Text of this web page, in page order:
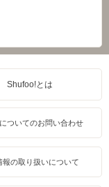
Shufoo!とは
ついてのお問い合わせ
報の取り扱いについて